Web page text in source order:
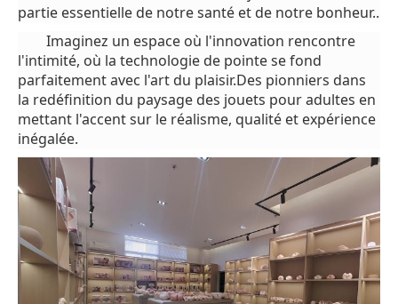
partie essentielle de notre santé et de notre bonheur..
Imaginez un espace où l'innovation rencontre
l'intimité, où la technologie de pointe se fond
parfaitement avec l'art du plaisir.Des pionniers dans
la redéfinition du paysage des jouets pour adultes en
mettant l'accent sur le réalisme, qualité et expérience
inégalée.